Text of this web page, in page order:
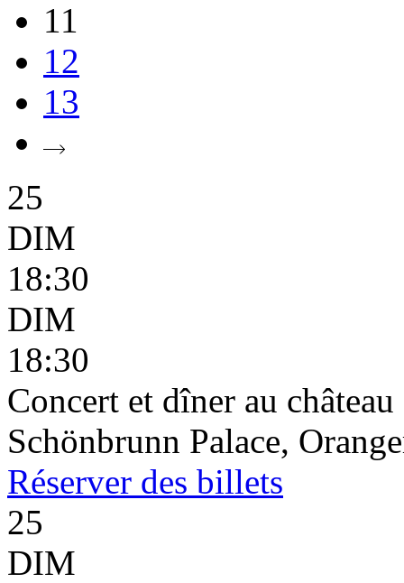
11
12
13
25
DIM
18:30
DIM
18:30
Concert et dîner au
Schönbrunn Palace,
Réserver des billets
25
DIM